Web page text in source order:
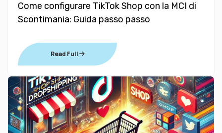
Come configurare TikTok Shop con la MCI di
Scontimania: Guida passo passo
Read Full